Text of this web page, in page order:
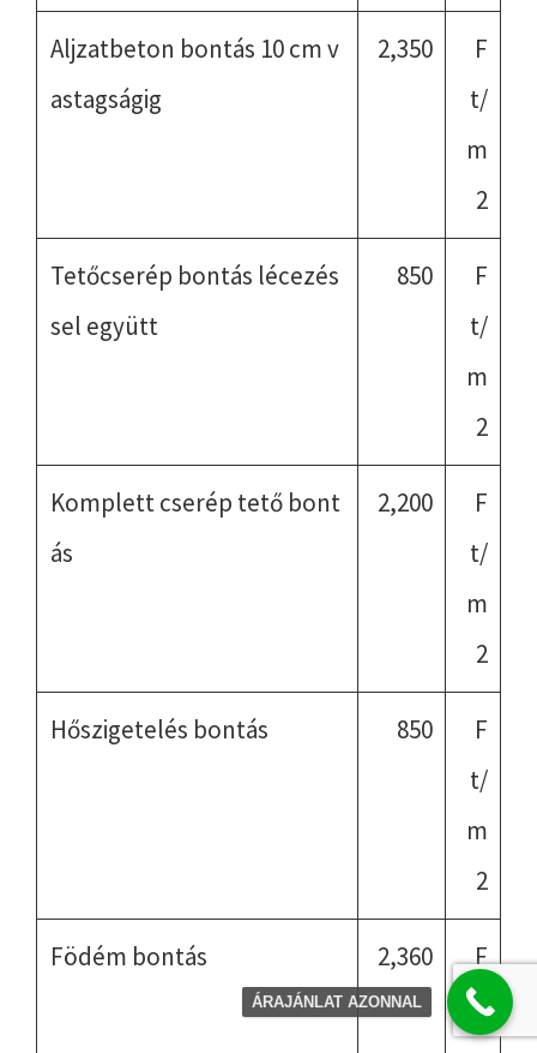
Aljzatbeton bontás 10 cm v
astagságig
2,350
F
t/
m
2
Tetőcserép bontás lécezés
sel együtt
850
F
t/
m
2
Komplett cserép tető bont
ás
2,200
F
t/
m
2
Hőszigetelés bontás 850
F
t/
m
2
Födém bontás 2,360
F
t/
ÁRAJÁNLAT AZONNAL